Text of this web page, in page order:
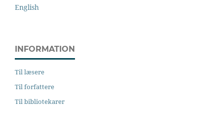
English
INFORMATION
Til læsere
Til forfattere
Til bibliotekarer